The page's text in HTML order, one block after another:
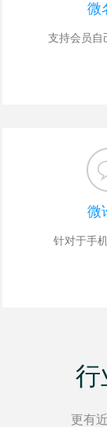
微
支持会员自
微
针对于手
行
更有